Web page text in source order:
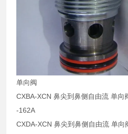
单向阀
CXBA-XCN 鼻尖到鼻侧自由流 单
-162A
CXDA-XCN 鼻尖到鼻侧自由流 单